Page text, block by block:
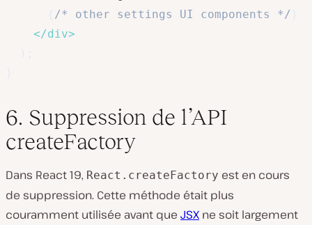
/* other settings UI components */
</div>
6. Suppression de l’API
createFactory
Dans React 19, React.createFactory est en cours
de suppression. Cette méthode était plus
couramment utilisée avant que JSX ne soit largement